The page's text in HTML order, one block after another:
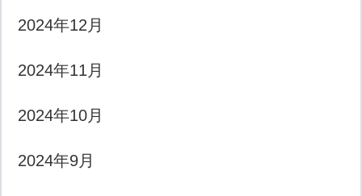
2024年12月
2024年11月
2024年10月
2024年9月